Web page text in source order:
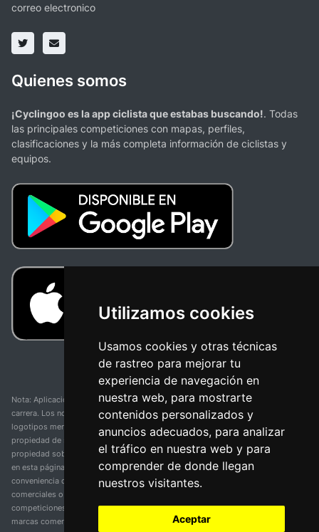
Utilizamos cookies
Usamos cookies y otras técnicas
de rastreo para mejorar tu
experiencia de navegación en
nuestra web, para mostrarte
contenidos personalizados y
anuncios adecuados, para analizar
el tráfico en nuestra web y para
comprender de donde llegan
nuestros visitantes.
Aceptar
correo electronico
Quienes somos
¡Cyclingoo es la app ciclista que estabas buscando!. Todas
las principales competiciones con mapas, perfiles,
clasificaciones y la más completa información de ciclistas y
equipos.
Nota: Aplicación y web no oficial y no relacionada con ninguna organización o
carrera. Los nombres de equipos, competiciones, marcas comerciales y
logotipos mencionados en esta página de resultados de ciclismo son
propiedad de sus respectivos dueños. No tenemos afiliación, patrocinio ni
propiedad sobre estas marcas comerciales. Toda la información proporcionada
en esta página se presenta únicamente con fines informativos y para la
conveniencia de nuestros usuarios. Cualquier uso de nombres, marcas
comerciales o logotipos tiene el único propósito de identificar equipos y
competiciones y no implica asociación o respaldo. Todos los derechos de las
marcas comerciales mencionadas aquí pertenecen a sus propietarios legítimos.